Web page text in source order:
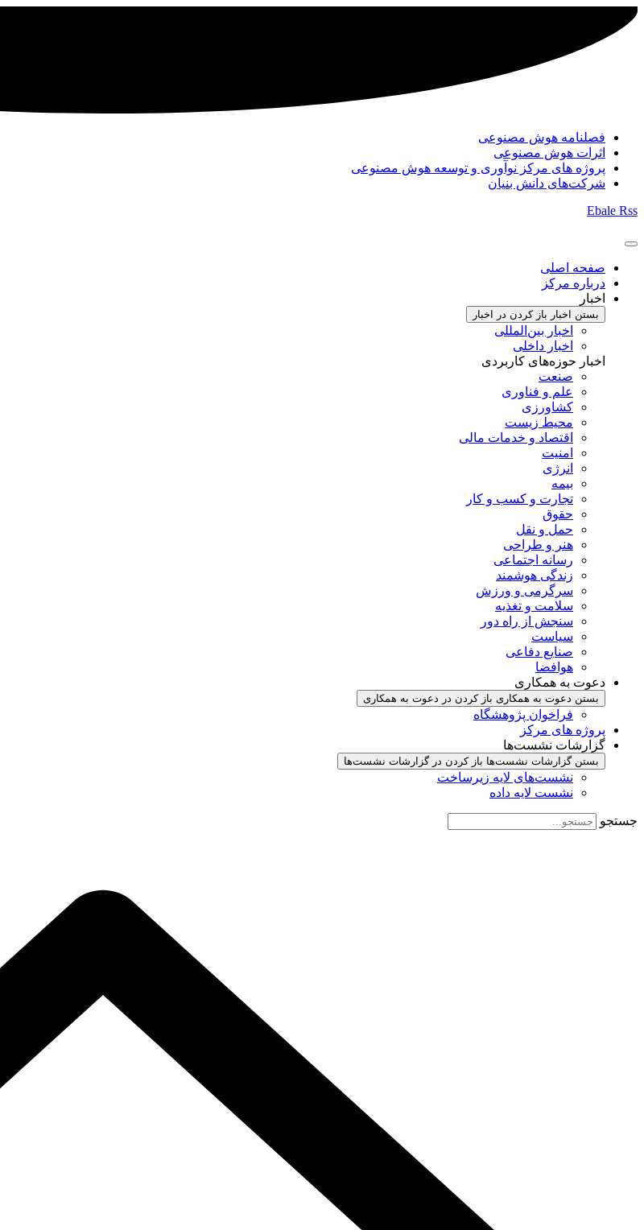
فصلنامه هوش مصنوعی
اثرات هوش مصنوعی
پروژه های مرکز نوآوری و توسعه هوش مصنوعی
شرکت‌های دانش بنیان
Ebale Rss
صفحه اصلی
درباره مرکز
اخبار
بستن اخبار باز کردن در اخبار
اخبار بین‌المللی
اخبار داخلی
اخبار حوزه‌های کاربردی
صنعت
علم و فناوری
کشاورزی
محیط زیست
اقتصاد و خدمات مالی
امنیت
انرژی
بیمه
تجارت و کسب و کار
حقوق
حمل و نقل
هنر و طراحی
رسانه اجتماعی
زندگی هوشمند
سرگرمی و ورزش
سلامت و تغذیه
سنجش از راه دور
سیاست
صنایع دفاعی
هوافضا
دعوت به همکاری
بستن دعوت به همکاری باز کردن در دعوت به همکاری
فراخوان پژوهشگاه
پروژه های مرکز
گزارشات نشست‌ها
بستن گزارشات نشست‌ها باز کردن در گزارشات نشست‌ها
نشست‌‌های لایه زیرساخت
نشست لایه داده
جستجو